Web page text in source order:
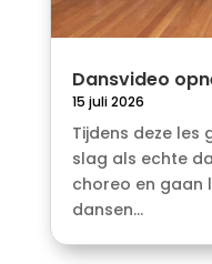
Dansvideo
15 juli 2026
Tijdens deze les
slag als echte
choreo en gaan
dansen...